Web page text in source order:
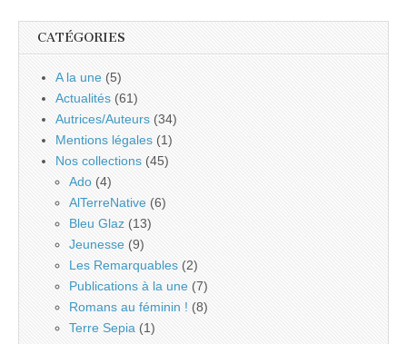
CATÉGORIES
A la une (5)
Actualités (61)
Autrices/Auteurs (34)
Mentions légales (1)
Nos collections (45)
Ado (4)
AlTerreNative (6)
Bleu Glaz (13)
Jeunesse (9)
Les Remarquables (2)
Publications à la une (7)
Romans au féminin ! (8)
Terre Sepia (1)